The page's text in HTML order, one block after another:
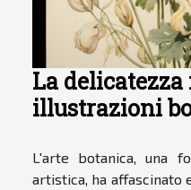
La
illustrazioni
L'arte botanica, una
artistica, ha